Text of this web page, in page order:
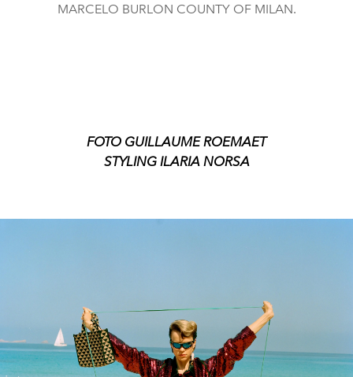
MARCELO BURLON COUNTY OF MILAN.
FOTO GUILLAUME ROEMAET
STYLING ILARIA NORSA